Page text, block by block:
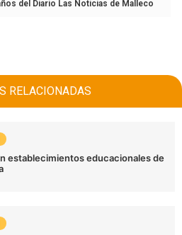
del Diario Las Noticias de Malleco
RELACIONADAS
establecimientos educacionales de